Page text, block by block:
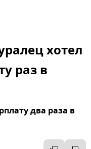
хотел
раз в
два раза в